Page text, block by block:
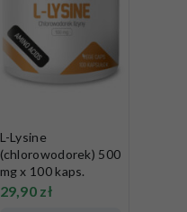
L-Lysine
(chlorowodorek) 500
mg x 100 kaps.
29,90 zł